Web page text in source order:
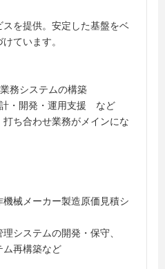
を提供。安定した基盤をベ
ています。
務システムの構築
・開発・運用支援 など
ち合わせ業務がメインにな
械メーカー製造原価見積シ
システムの開発・保守、
再構築など